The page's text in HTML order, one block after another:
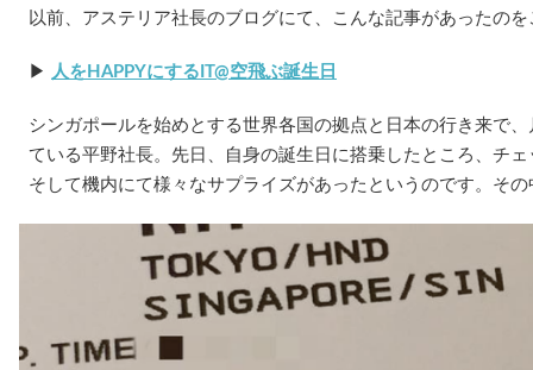
以前、アステリア社長のブログにて、こんな記事があったの
▶ 人をHAPPYにするIT@空飛ぶ誕生日
シンガポールを始めとする世界各国の拠点と日本の行き来で
ている平野社長。先日、自身の誕生日に搭乗したところ、チ
そして機内にて様々なサプライズがあったというのです。そ